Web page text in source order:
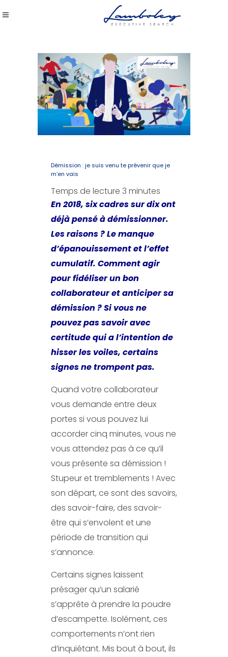
Démission : je suis venu te prévenir que je
m’en vais
Temps de lecture 3 minutes
En 2018, six cadres sur dix ont
déjà pensé à démissionner.
Les raisons ? Le manque
d’épanouissement et l’effet
cumulatif. Comment agir
pour fidéliser un bon
collaborateur et anticiper sa
démission ? Si vous ne
pouvez pas savoir avec
certitude qui a l’intention de
hisser les voiles, certains
signes ne trompent pas.
Quand votre collaborateur
vous demande entre deux
portes si vous pouvez lui
accorder cinq minutes, vous ne
vous attendez pas à ce qu’il
vous présente sa démission !
Stupeur et tremblements ! Avec
son départ, ce sont des savoirs,
des savoir-faire, des savoir-
être qui s’envolent et une
période de transition qui
s’annonce.
Certains signes laissent
présager qu’un salarié
s’apprête à prendre la poudre
d’escampette. Isolément, ces
comportements n’ont rien
d’inquiétant. Mis bout à bout, ils